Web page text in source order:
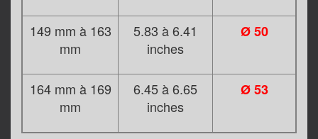
149 mm à 163
mm
5.83 à 6.41
inches
Ø 50
164 mm à 169
mm
6.45 à 6.65
inches
Ø 53